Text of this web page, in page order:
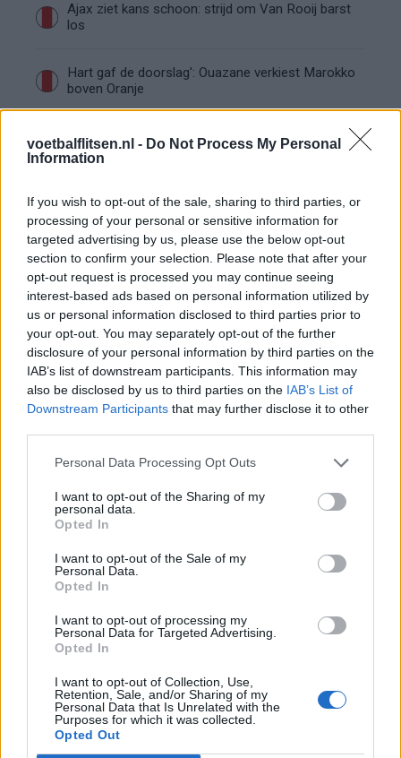
voetbalflitsen.nl - Do Not Process My Personal
Information
If you wish to opt-out of the sale, sharing to third parties, or
processing of your personal or sensitive information for
targeted advertising by us, please use the below opt-out
section to confirm your selection. Please note that after your
opt-out request is processed you may continue seeing
interest-based ads based on personal information utilized by
us or personal information disclosed to third parties prior to
your opt-out. You may separately opt-out of the further
disclosure of your personal information by third parties on the
IAB’s list of downstream participants. This information may
also be disclosed by us to third parties on the IAB’s List of
Downstream Participants that may further disclose it to other
Personal Data Processing Opt Outs
I want to opt-out of the Sharing of my
personal data.
Opted In
I want to opt-out of the Sale of my
Personal Data.
Opted In
I want to opt-out of processing my
Personal Data for Targeted Advertising.
Opted In
I want to opt-out of Collection, Use,
Retention, Sale, and/or Sharing of my
Personal Data that Is Unrelated with the
Purposes for which it was collected.
Opted Out
Ajax ziet kans schoon: strijd om Van Rooij barst
los
Hart gaf de doorslag': Ouazane verkiest Marokko
boven Oranje
Dit verdient Dusan Tadic bij NEC: salaris en
contractdetails
Ajax dicht bij komst Arokodare: huurdeal met
koopoptie van 22 miljoen
Ajax helpt Burnley uit de brand met afgeknipte
sokken na blunder met tenues
Hakim Ziyech verhuurt opnieuw luxe
appartement op Amsterdamse Zuidas
Marcos Leonardo laat eerste indruk achter bij
Ajax: 'Hier gaan fans van genieten'
duels te zien
Ajax groeit onder Míchel, maar transfermarkt
blijft cruciaal
Ajax-talent Mohamed Abdalla schrijft Europese
Shane Kluivert krijgt kans van Flick en begint in
Servische media vergelijken Ajax-talent Abdellah
Ouazane met Lionel Messi